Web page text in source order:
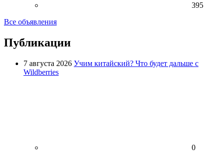
395
Все объявления
Публикации
7 августа 2026 Учим китайский? Что будет дальше с
Wildberries
0